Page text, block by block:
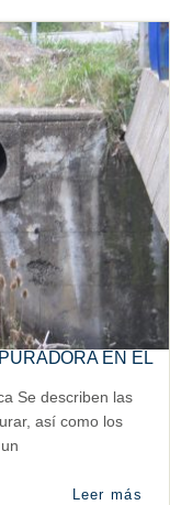
EN EL
Se describen las
así como los
Leer más